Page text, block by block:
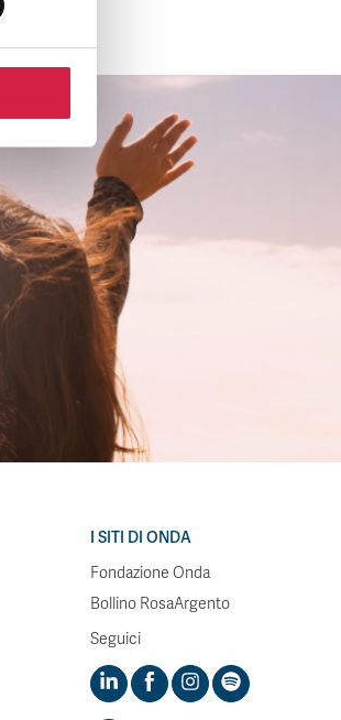
I SITI DI ONDA
Fondazione Onda
Bollino RosaArgento
Seguici